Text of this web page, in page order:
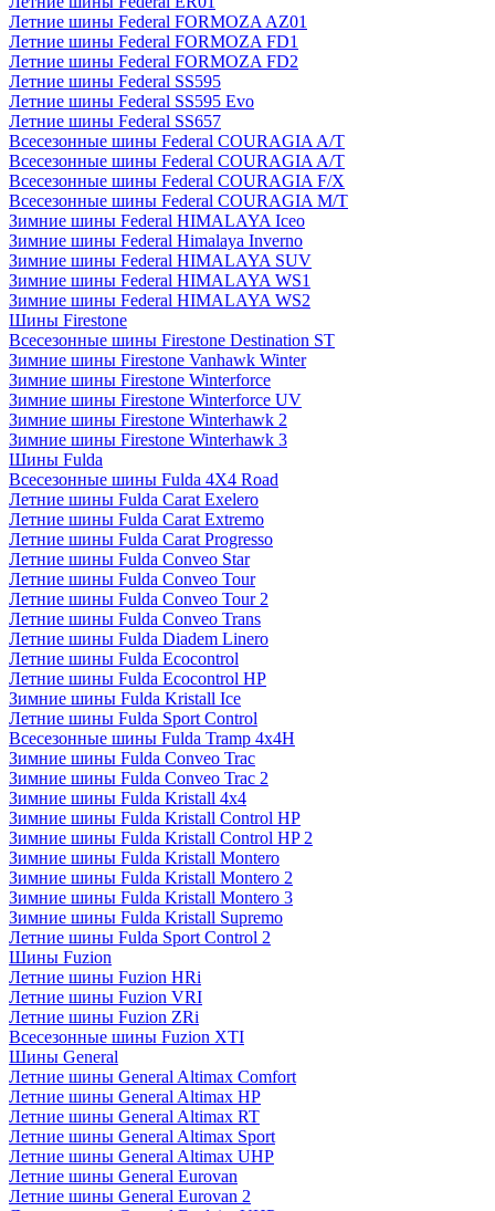
Летние шины Federal FORMOZA AZ01
Летние шины Federal FORMOZA FD1
Летние шины Federal FORMOZA FD2
Летние шины Federal SS595
Летние шины Federal SS595 Evo
Летние шины Federal SS657
Всесезонные шины Federal COURAGIA A/T
Всесезонные шины Federal COURAGIA A/T
Всесезонные шины Federal COURAGIA F/X
Всесезонные шины Federal COURAGIA M/T
Зимние шины Federal HIMALAYA Iceo
Зимние шины Federal Himalaya Inverno
Зимние шины Federal HIMALAYA SUV
Зимние шины Federal HIMALAYA WS1
Зимние шины Federal HIMALAYA WS2
Шины Firestone
Всесезонные шины Firestone Destination ST
Зимние шины Firestone Vanhawk Winter
Зимние шины Firestone Winterforce
Зимние шины Firestone Winterforce UV
Зимние шины Firestone Winterhawk 2
Зимние шины Firestone Winterhawk 3
Шины Fulda
Всесезонные шины Fulda 4X4 Road
Летние шины Fulda Carat Exelero
Летние шины Fulda Carat Extremo
Летние шины Fulda Carat Progresso
Летние шины Fulda Conveo Star
Летние шины Fulda Conveo Tour
Летние шины Fulda Conveo Tour 2
Летние шины Fulda Conveo Trans
Летние шины Fulda Diadem Linero
Летние шины Fulda Ecocontrol
Летние шины Fulda Ecocontrol HP
Зимние шины Fulda Kristall Ice
Летние шины Fulda Sport Control
Всесезонные шины Fulda Tramp 4x4H
Зимние шины Fulda Conveo Trac
Зимние шины Fulda Conveo Trac 2
Зимние шины Fulda Kristall 4x4
Зимние шины Fulda Kristall Control HP
Зимние шины Fulda Kristall Control HP 2
Зимние шины Fulda Kristall Montero
Зимние шины Fulda Kristall Montero 2
Зимние шины Fulda Kristall Montero 3
Зимние шины Fulda Kristall Supremo
Летние шины Fulda Sport Control 2
Шины Fuzion
Летние шины Fuzion HRi
Летние шины Fuzion VRI
Летние шины Fuzion ZRi
Всесезонные шины Fuzion XTI
Шины General
Летние шины General Altimax Comfort
Летние шины General Altimax HP
Летние шины General Altimax RT
Летние шины General Altimax Sport
Летние шины General Altimax UHP
Летние шины General Eurovan
Летние шины General Eurovan 2